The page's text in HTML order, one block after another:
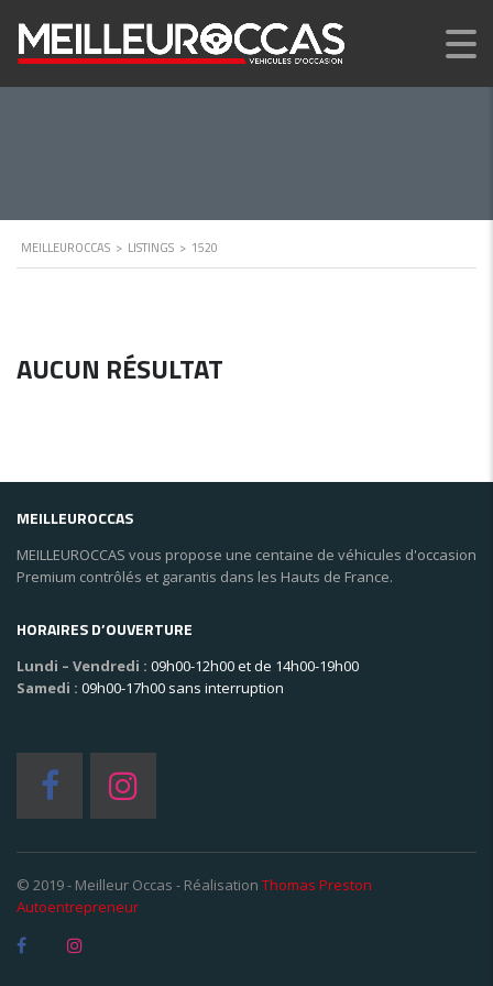
MEILLEUROCCAS > LISTINGS > 1520
AUCUN RÉSULTAT
MEILLEUROCCAS
MEILLEUROCCAS vous propose une centaine de véhicules d'occasion
Premium contrôlés et garantis dans les Hauts de France.
HORAIRES D’OUVERTURE
Lundi – Vendredi : 09h00-12h00 et de 14h00-19h00
Samedi : 09h00-17h00 sans interruption
© 2019 - Meilleur Occas - Réalisation Thomas Preston
Autoentrepreneur